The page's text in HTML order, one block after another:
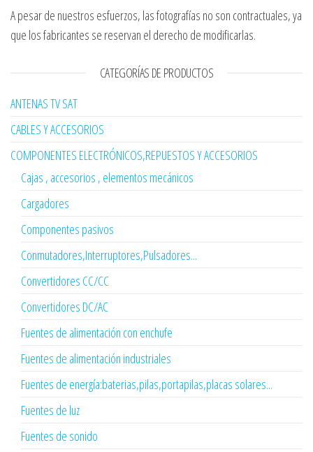
A pesar de nuestros esfuerzos, las fotografías no son contractuales, ya
que los fabricantes se reservan el derecho de modificarlas.
CATEGORÍAS DE PRODUCTOS
ANTENAS TV SAT
CABLES Y ACCESORIOS
COMPONENTES ELECTRÓNICOS,REPUESTOS Y ACCESORIOS
Cajas , accesorios , elementos mecánicos
Cargadores
Componentes pasivos
Conmutadores,Interruptores,Pulsadores...
Convertidores CC/CC
Convertidores DC/AC
Fuentes de alimentación con enchufe
Fuentes de alimentación industriales
Fuentes de energía:baterias,pilas,portapilas,placas solares...
Fuentes de luz
Fuentes de sonido